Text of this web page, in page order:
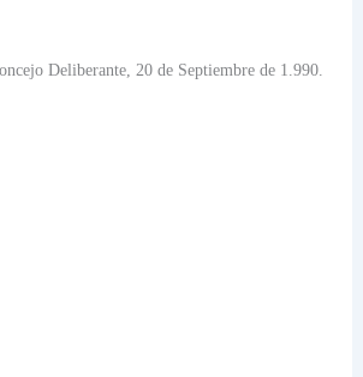
Deliberante, 20 de Septiembre de 1.990.